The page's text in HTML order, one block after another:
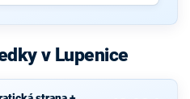
v Lupenice